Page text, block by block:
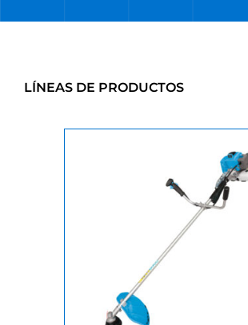
LÍNEAS DE PRODUCTOS